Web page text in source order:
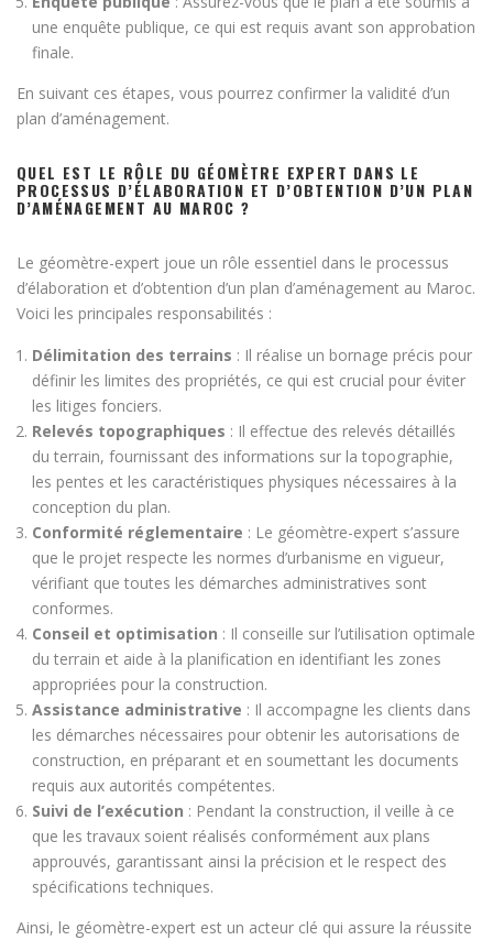
une enquête publique, ce qui est requis avant son approbation
finale.
En suivant ces étapes, vous pourrez confirmer la validité d’un
plan d’aménagement.
QUEL EST LE RÔLE DU GÉOMÈTRE EXPERT DANS LE
PROCESSUS D’ÉLABORATION ET D’OBTENTION D’UN PLAN
D’AMÉNAGEMENT AU MAROC ?
Le géomètre-expert joue un rôle essentiel dans le processus
d’élaboration et d’obtention d’un plan d’aménagement au Maroc.
Voici les principales responsabilités :
Délimitation des terrains : Il réalise un bornage précis pour
définir les limites des propriétés, ce qui est crucial pour éviter
les litiges fonciers.
Relevés topographiques : Il effectue des relevés détaillés
du terrain, fournissant des informations sur la topographie,
les pentes et les caractéristiques physiques nécessaires à la
conception du plan.
Conformité réglementaire : Le géomètre-expert s’assure
que le projet respecte les normes d’urbanisme en vigueur,
vérifiant que toutes les démarches administratives sont
conformes.
Conseil et optimisation : Il conseille sur l’utilisation optimale
du terrain et aide à la planification en identifiant les zones
appropriées pour la construction.
Assistance administrative : Il accompagne les clients dans
les démarches nécessaires pour obtenir les autorisations de
construction, en préparant et en soumettant les documents
requis aux autorités compétentes.
Suivi de l’exécution : Pendant la construction, il veille à ce
que les travaux soient réalisés conformément aux plans
approuvés, garantissant ainsi la précision et le respect des
spécifications techniques.
Ainsi, le géomètre-expert est un acteur clé qui assure la réussite